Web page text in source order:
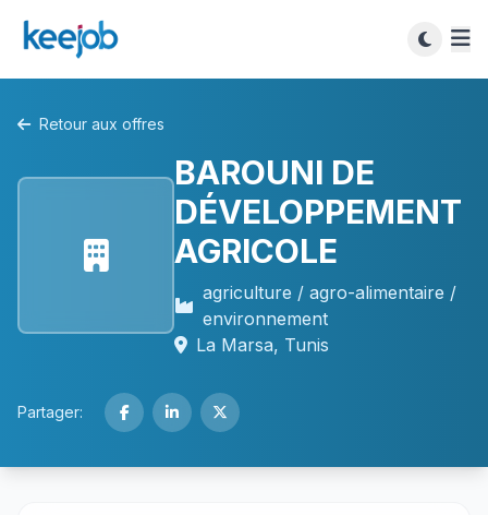
Retour aux offres
BAROUNI DE
DÉVELOPPEMENT
AGRICOLE
agriculture / agro-alimentaire /
environnement
La Marsa, Tunis
Partager: